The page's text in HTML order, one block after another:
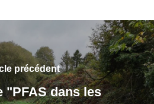
précédent
"PFAS dans les